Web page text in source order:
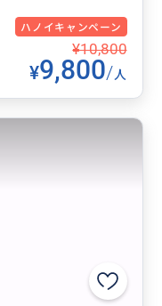
ハノイキャンペーン
¥10,800
¥9,800/人